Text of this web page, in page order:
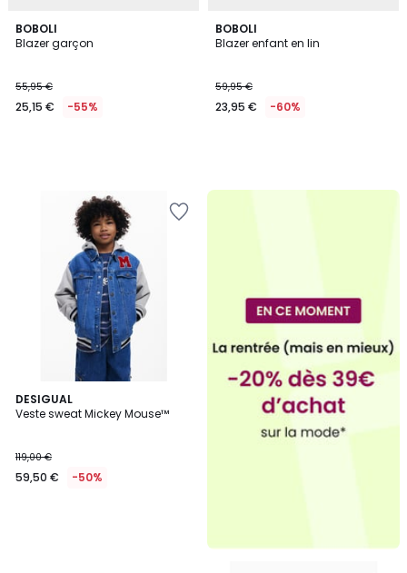
BOBOLI
Blazer garçon
55,95 €
25,15 € -55%
BOBOLI
Blazer enfant en lin
59,95 €
23,95 € -60%
DESIGUAL
Veste sweat Mickey Mouse™
119,00 €
59,50 € -50%